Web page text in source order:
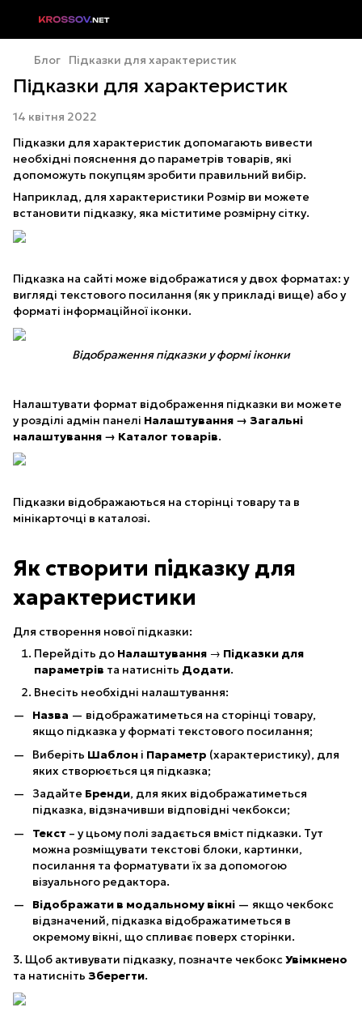
Блог Підказки для характеристик
Підказки для характеристик
14 квітня 2022
Підказки для характеристик допомагають вивести
необхідні пояснення до параметрів товарів, які
допоможуть покупцям зробити правильний вибір.
Наприклад, для характеристики Розмір ви можете
встановити підказку, яка міститиме розмірну сітку.
Підказка на сайті може відображатися у двох форматах: у
вигляді текстового посилання (як у прикладі вище) або у
форматі інформаційної іконки.
Відображення підказки у формі іконки
Налаштувати формат відображення підказки ви можете
у розділі адмін панелі Налаштування → Загальні
налаштування → Каталог товарів.
Підказки відображаються на сторінці товару та в
мінікарточці в каталозі.
Як створити підказку для
характеристики
Для створення нової підказки:
Перейдіть до Налаштування → Підказки для
параметрів та натисніть Додати.
Внесіть необхідні налаштування:
Назва — відображатиметься на сторінці товару,
якщо підказка у форматі текстового посилання;
Виберіть Шаблон і Параметр (характеристику), для
яких створюється ця підказка;
Задайте Бренди, для яких відображатиметься
підказка, відзначивши відповідні чекбокси;
Текст – у цьому полі задається вміст підказки. Тут
можна розміщувати текстові блоки, картинки,
посилання та форматувати їх за допомогою
візуального редактора.
Відображати в модальному вікні — якщо чекбокс
відзначений, підказка відображатиметься в
окремому вікні, що спливає поверх сторінки.
3. Щоб активувати підказку, позначте чекбокс Увімкнено
та натисніть Зберегти.